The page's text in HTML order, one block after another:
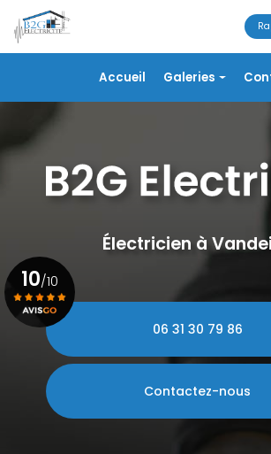
au
contenu
principal
Accueil Galeries
Chauffage/
Portails
Électricien à
06 31 30 79 86
Contactez-nous
10/10
Voir le certificat